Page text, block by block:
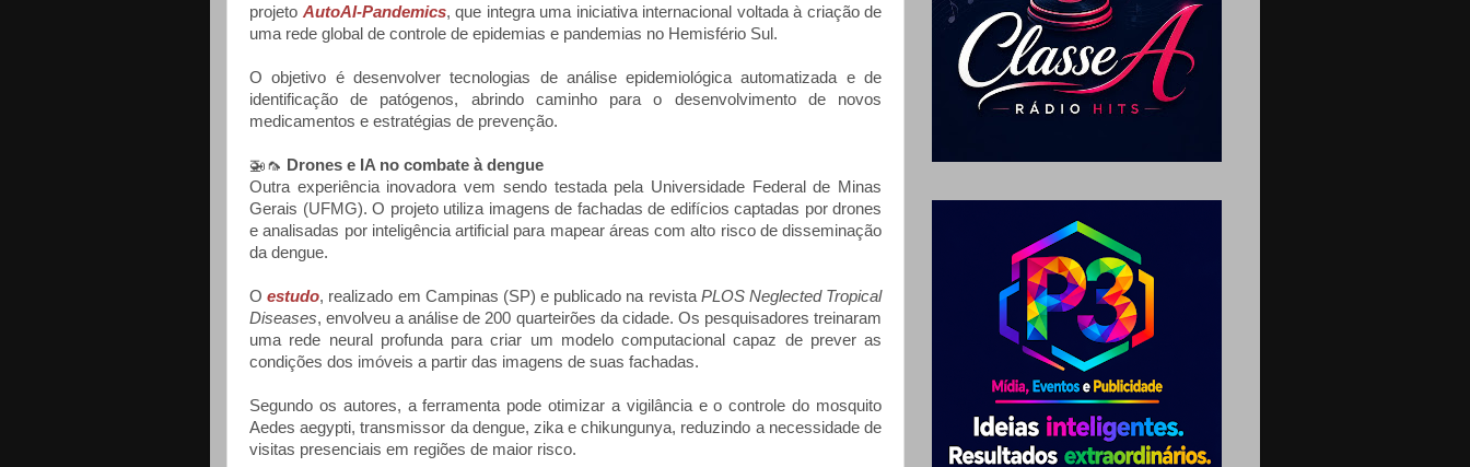
projeto AutoAI-Pandemics, que integra uma iniciativa internacional voltada à criação de
uma rede global de controle de epidemias e pandemias no Hemisfério Sul.
O objetivo é desenvolver tecnologias de análise epidemiológica automatizada e de
identificação de patógenos, abrindo caminho para o desenvolvimento de novos
medicamentos e estratégias de prevenção.
🚁🦟 Drones e IA no combate à dengue
Outra experiência inovadora vem sendo testada pela Universidade Federal de Minas
Gerais (UFMG). O projeto utiliza imagens de fachadas de edifícios captadas por drones
e analisadas por inteligência artificial para mapear áreas com alto risco de disseminação
da dengue.
Oestudo, realizado em Campinas (SP) e publicado na revista PLOS Neglected Tropical
Diseases, envolveu a análise de 200 quarteirões da cidade. Os pesquisadores treinaram
uma rede neural profunda para criar um modelo computacional capaz de prever as
condições dos imóveis a partir das imagens de suas fachadas.
Segundo os autores, a ferramenta pode otimizar a vigilância e o controle do mosquito
Aedes aegypti, transmissor da dengue, zika e chikungunya, reduzindo a necessidade de
visitas presenciais em regiões de maior risco.